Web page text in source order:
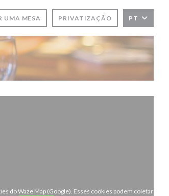
UMA MESA PRIVATIZAÇÃO PT
do Waze Map (Google). Esses cookies podem coletar